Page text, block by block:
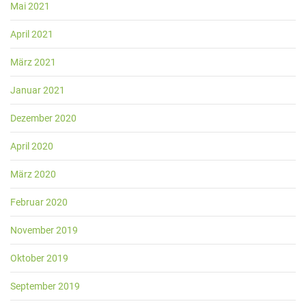
Mai 2021
April 2021
März 2021
Januar 2021
Dezember 2020
April 2020
März 2020
Februar 2020
November 2019
Oktober 2019
September 2019